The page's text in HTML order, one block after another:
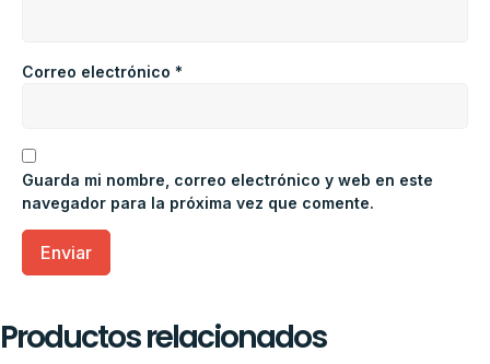
Correo electrónico *
Guarda mi nombre, correo electrónico y web en este
navegador para la próxima vez que comente.
Productos relacionados